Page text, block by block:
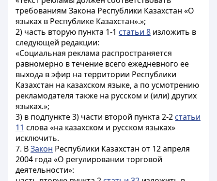
требованиям Закона Республики Казахстан «О
языках в Республике Казахстан».»;
2) часть вторую пункта 1-1 статьи 8 изложить в
следующей редакции:
«Социальная реклама распространяется
равномерно в течение всего ежедневного ее
выхода в эфир на территории Республики
Казахстан на казахском языке, а по усмотрению
рекламодателя также на русском и (или) других
языках.»;
3) в подпункте 3) части второй пункта 2-2 статьи
11 слова «на казахском и русском языках»
исключить.
7. ВЗакон Республики Казахстан от 12 апреля
2004 года «О регулировании торговой
деятельности»: